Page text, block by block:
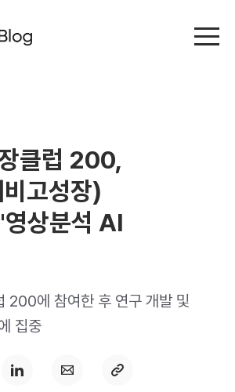
Menu
클럽 200,
고성장)
상분석 AI
200에 참여한 후 연구 개발 및
집중